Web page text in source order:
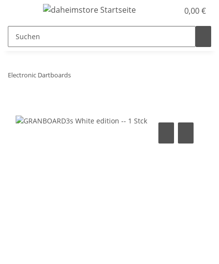
0,00 €
Electronic Dartboards